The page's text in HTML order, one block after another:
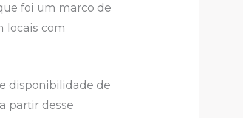
foi um marco de
locais com
disponibilidade de
partir desse